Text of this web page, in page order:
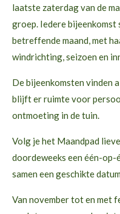
laatste zaterdag van de
groep. Iedere bijeenkomst
betreffende maand, met
windrichting, seizoen en
De bijeenkomsten vinden
blijft er ruimte voor
ontmoeting in de tuin.
Volg je het Maandpad
doordeweeks een één-op-
samen een geschikte
Van november tot en met